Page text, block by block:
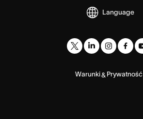
Language
Warunki& Prywatność